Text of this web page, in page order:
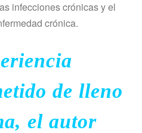
infecciones crónicas y el
crónica.
de lleno
el autor